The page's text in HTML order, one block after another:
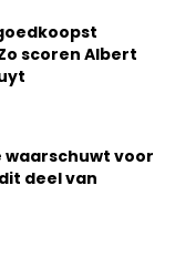
scoren Albert
waarschuwt voor
deel van